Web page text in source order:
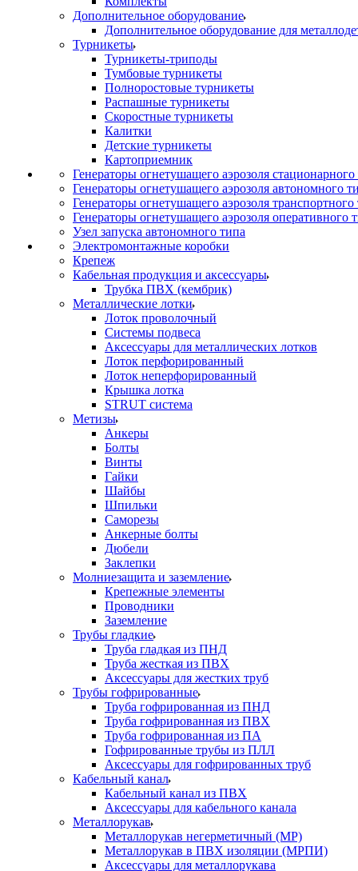
Дополнительное оборудование
Дополнительное оборудование для
Турникеты
Турникеты-триподы
Тумбовые турникеты
Полноростовые турникеты
Распашные турникеты
Скоростные турникеты
Калитки
Детские турникеты
Картоприемник
Генераторы огнетушащего аэрозоля стационарного
Генераторы огнетушащего аэрозоля автономного
Генераторы огнетушащего аэрозоля транспортного
Генераторы огнетушащего аэрозоля оперативного
Узел запуска автономного типа
Электромонтажные коробки
Крепеж
Кабельная продукция и аксессуары
Трубка ПВХ (кембрик)
Металлические лотки
Лоток проволочный
Системы подвеса
Аксессуары для металлических лотков
Лоток перфорированный
Лоток неперфорированный
Крышка лотка
STRUT система
Метизы
Анкеры
Болты
Винты
Гайки
Шайбы
Шпильки
Саморезы
Анкерные болты
Дюбели
Заклепки
Молниезащита и заземление
Крепежные элементы
Проводники
Заземление
Трубы гладкие
Труба гладкая из ПНД
Труба жесткая из ПВХ
Аксессуары для жестких труб
Трубы гофрированные
Труба гофрированная из ПНД
Труба гофрированная из ПВХ
Труба гофрированная из ПА
Гофрированные трубы из ПЛЛ
Аксессуары для гофрированных труб
Кабельный канал
Кабельный канал из ПВХ
Аксессуары для кабельного канала
Металлорукав
Металлорукав негерметичный (МР)
Металлорукав в ПВХ изоляции (МРПИ)
Аксессуары для металлорукава